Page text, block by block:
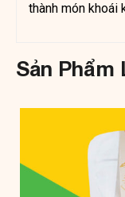
thành món khoái
Sản Phẩm